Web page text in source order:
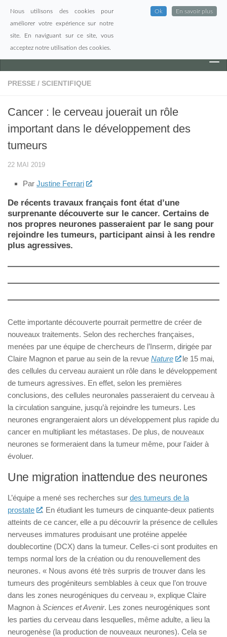
Skip to content
PRESSE / SCIENTIFIQUE
Cancer : le cerveau jouerait un rôle
important dans le développement des
tumeurs
22 MAI 2019
Par Justine Ferrari
De récents travaux français font état d’une
surprenante découverte sur le cancer. Certains de
nos propres neurones passeraient par le sang pour
rejoindre les tumeurs, participant ainsi à les rendre
plus agressives.
Cette importante découverte pourrait permettre de créer de
nouveaux traitements. Selon des recherches françaises,
menées par une équipe de chercheurs de l’Inserm, dirigée par
Claire Magnon et parue au sein de la revue Nature
le 15 mai,
des cellules du cerveau auraient un rôle dans le développement
de tumeurs agressives. En effet, selon les premières
conclusions, des cellules neuronales passeraient du cerveau à
la circulation sanguine, jusqu’à rejoindre les tumeurs. Les
neurones engrangeraient alors un développement plus rapide du
cancer en multipliant les métastases. De plus, de nouveaux
neurones se formeraient dans la tumeur même, pour l’aider à
évoluer.
Une migration inattendue des neurones
L’équipe a mené ses recherches sur des tumeurs de la
prostate
. En étudiant les tumeurs de cinquante-deux patients
atteints de ce cancer, elle a pu découvrir la présence de cellules
nerveuses immatures produisant une protéine appelée
doublecortine (DCX) dans la tumeur. Celles-ci sont produites en
temps normal lors de la création ou du renouvellement des
neurones. « Nous avons été très surpris de trouver dans les
tumeurs des progéniteurs semblables à ceux que l’on trouve
dans les zones neurogéniques du cerveau », explique Claire
Magnon àSciences et Avenir. Les zones neurogéniques sont
les parties du cerveau dans lesquelles, même adulte, a lieu la
neurogenèse (la production de nouveaux neurones). Cela se
Nous utilisons des cookies pour
améliorer votre expérience sur notre
site. En naviguant sur ce site, vous
acceptez notre utilisation des cookies.
Ok En savoir plus